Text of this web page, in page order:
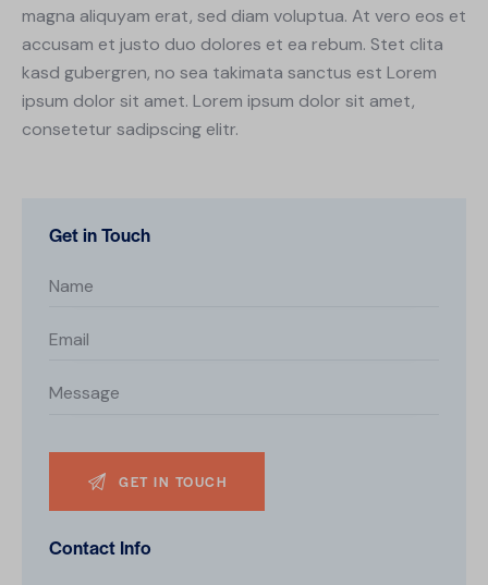
magna aliquyam erat, sed diam voluptua. At vero eos et
accusam et justo duo dolores et ea rebum. Stet clita
kasd gubergren, no sea takimata sanctus est Lorem
ipsum dolor sit amet. Lorem ipsum dolor sit amet,
consetetur sadipscing elitr.
Get in Touch
Contact Info